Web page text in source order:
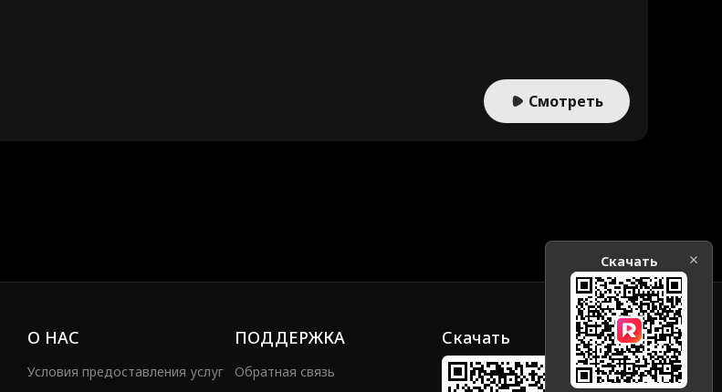
Смотреть
О НАС
Условия предоставления услуг
ПОДДЕРЖКА
Обратная связь
Скачать
Скачать